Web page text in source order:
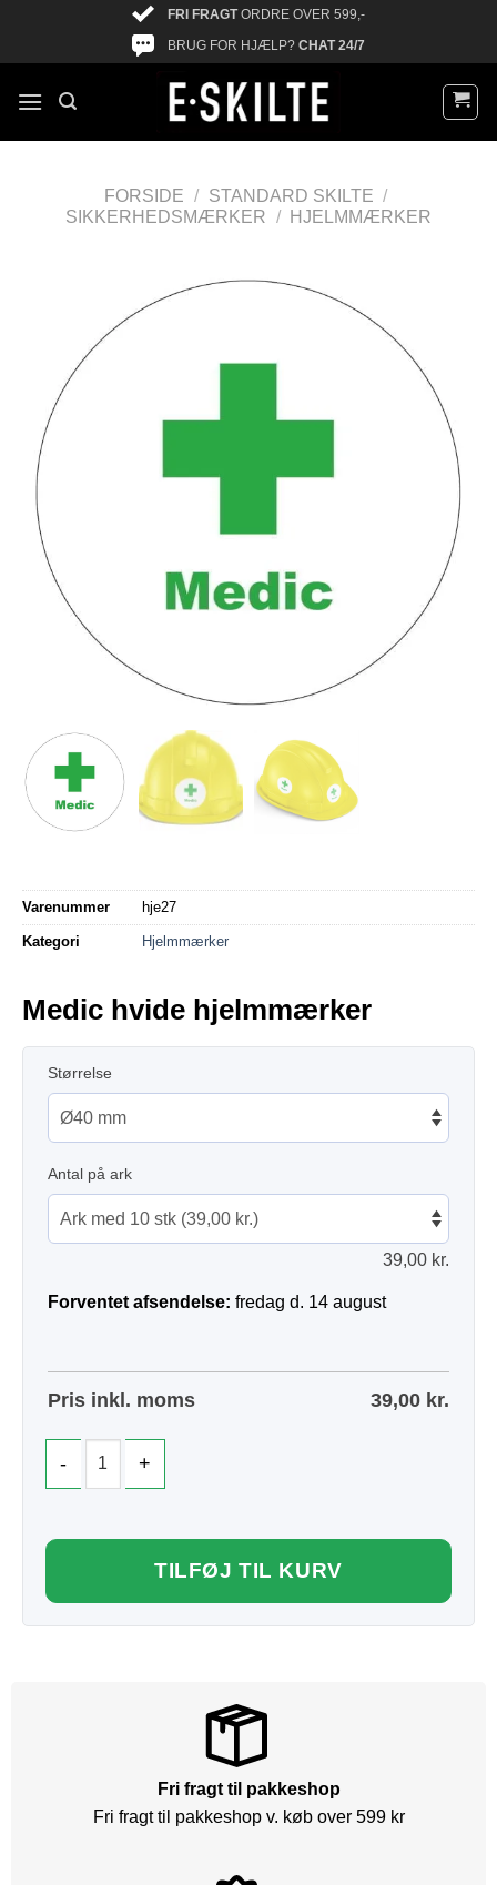
FRI FRAGTORDRE OVER 599,-
BRUG FOR HJÆLP? CHAT 24/7
FORSIDE / STANDARD SKILTE /
SIKKERHEDSMÆRKER / HJELMMÆRKER
Varenummer hje27
Kategori Hjelmmærker
Medic hvide hjelmmærker
Størrelse
Antal på ark
39,00 kr.
Forventet afsendelse: fredag d. 14 august
Pris inkl. moms 39,00 kr.
TILFØJ TIL KURV
Fri fragt til pakkeshop
Fri fragt til pakkeshop v. køb over 599 kr